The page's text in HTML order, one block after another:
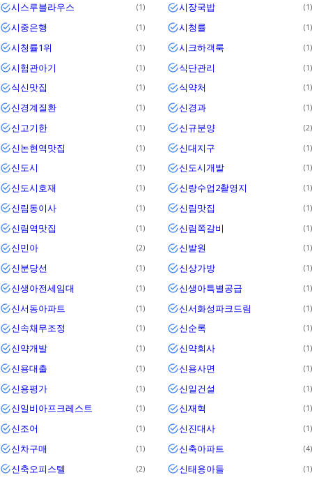
시스루블라우스 1 시장국밥 1
시중은행 1 시청률 1
시청률1위 1 시크하객룩 1
시험관아기 1 식단관리 1
식신맛집 1 식약처 1
신경계질환 1 신경과 1
신고기한 1 신규분양 2
신논현역맛집 1 신대지구 1
신도시 1 신도시개발 1
신도시호재 1 신랑수업2촬영지 1
신림동이사 1 신림맛집 1
신림역맛집 1 신림쪽갈비 1
신민아 2 신발원 1
신분당선 1 신상가방 1
신생아전세임대 1 신생아특별공급 1
신서동아파트 1 신서화성파크드림 1
신속채무조정 1 신순록 1
신약개발 1 신약회사 1
신용대출 1 신용사면 1
신용평가 1 신일건설 1
신일비아프크레스트 1 신재혁 1
신조어 1 신진대사 1
신차구매 1 신축아파트 4
신축오피스텔 2 신태용아들 1